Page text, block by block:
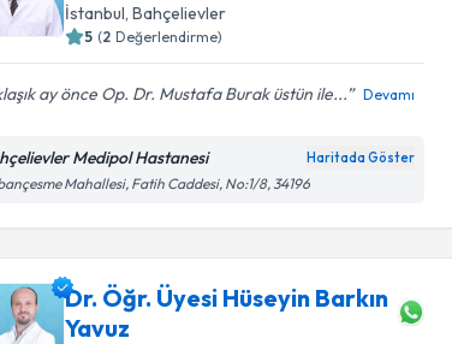
İstanbul , Bahçelievler
5 (2 Değerlendirme)
ay önce Op. Dr. Mustafa Burak üstün ile... Devamı
Medipol Hastanesi Haritada Göster
Mahallesi, Fatih Caddesi, No:1/8, 34196
Dr. Öğr. Üyesi Hüseyin Barkın
Yavuz